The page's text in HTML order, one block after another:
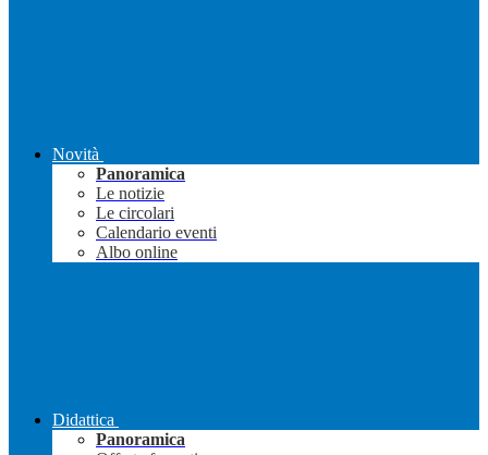
Novità
Panoramica
Le notizie
Le circolari
Calendario eventi
Albo online
Didattica
Panoramica